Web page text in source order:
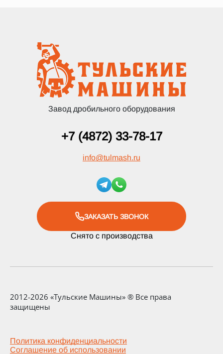
Завод дробильного оборудования
+7 (4872) 33-78-17
info@tulmash.ru
ЗАКАЗАТЬ ЗВОНОК
Снято с производства
2012-2026 «Тульские Машины» ® Все права
защищены
Политика конфиденциальности
Соглашение об использовании